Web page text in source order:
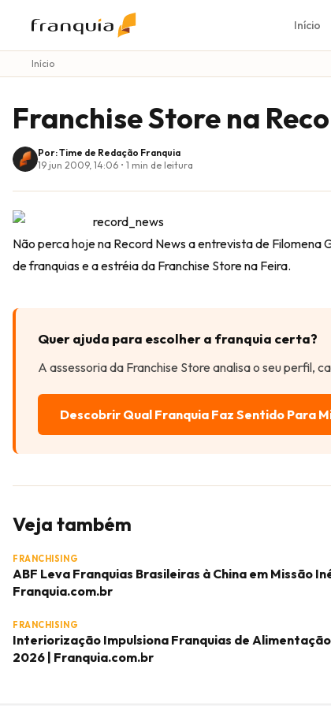
Início
Início
Franchise Store na
Por: Time de Redação Franquia
19 jun 2009, 14:06 • 1 min de leitura
Não perca hoje na Record News a entrevista de
de franquias e a estréia da Franchise Store na Feira.
Quer ajuda para escolher a franquia certa?
A assessoria da Franchise Store analisa o seu perfil,
Descobrir Qual Franquia Faz Sentido Para
Veja também
FRANCHISING
ABF Leva Franquias Brasileiras à China em Missão
Franquia.com.br
FRANCHISING
Interiorização Impulsiona Franquias de
2026 | Franquia.com.br